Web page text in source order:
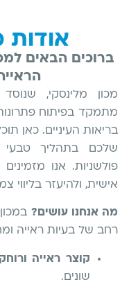
אודות
ברוכים הבאים
מתמקד בפיתוח
בריאות העיניים. כאן
שלכם בתהליך טבעי
פולשניות. אנו
אישית, ולהיעזר בליווי
מה אנחנו עושים?
רחב של בעיות ראייה
קוצר ראייה
שונים.